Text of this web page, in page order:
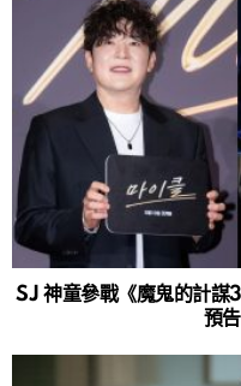
SJ 神童參戰《魔鬼的計謀
預